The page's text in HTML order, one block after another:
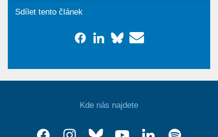
Sdílet tento článek
Kde nás najdete